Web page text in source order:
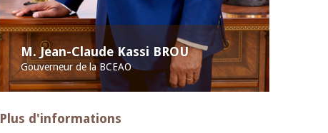
M. Jean-Claude Kassi BROU
Gouverneur de la BCEAO
Plus d'informations